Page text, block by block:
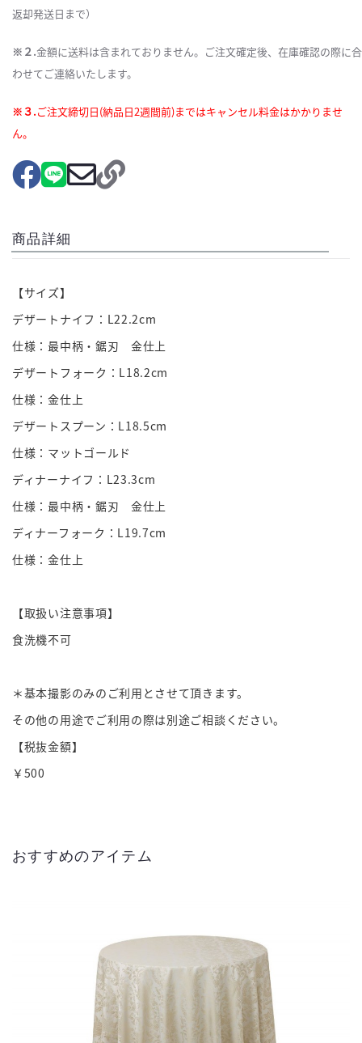
返却発送日まで）
※２.金額に送料は含まれておりません。ご注文確定後、在庫確認の際に合
わせてご連絡いたします。
※３.ご注文締切日(納品日2週間前)まではキャンセル料金はかかりませ
ん。
商品詳細
【サイズ】
デザートナイフ：L22.2cm
仕様：最中柄・鋸刃 金仕上
デザートフォーク：L18.2cm
仕様：金仕上
デザートスプーン：L18.5cm
仕様：マットゴールド
ディナーナイフ：L23.3cm
仕様：最中柄・鋸刃 金仕上
ディナーフォーク：L19.7cm
仕様：金仕上
【取扱い注意事項】
食洗機不可
＊基本撮影のみのご利用とさせて頂きます。
その他の用途でご利用の際は別途ご相談ください。
【税抜金額】
￥500
おすすめのアイテム